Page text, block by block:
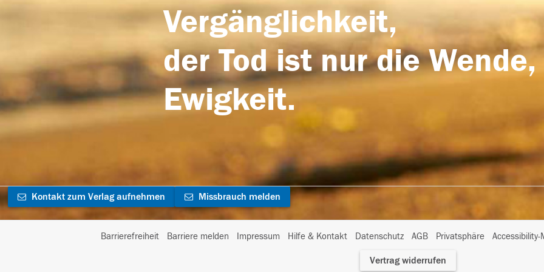
Vergänglichkeit,
der Tod ist nur die
Ewigkeit.
Kontakt zum Verlag aufnehmen Missbrauch melden
Barrierefreiheit Barriere melden Impressum Hilfe & Kontakt Datenschutz AGB Privatsphäre
I
Vertrag widerrufen